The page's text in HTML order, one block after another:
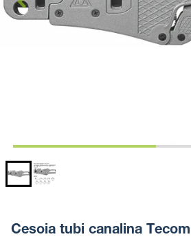
Cesoia tubi canalina Tecom